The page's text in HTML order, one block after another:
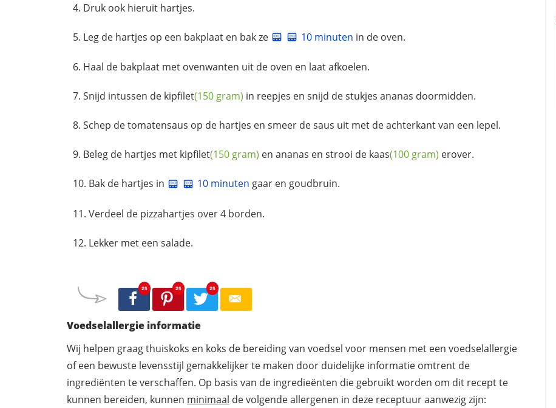
Druk ook hieruit hartjes.
Leg de hartjes op een bakplaat en bak ze 10 minuten in de oven.
Haal de bakplaat met ovenwanten uit de oven en laat afkoelen.
Snijd intussen de kipfilet(150 gram) in reepjes en snijd de stukjes ananas doormidden.
Schep de tomatensaus op de hartjes en smeer de saus uit met de achterkant van een lepel.
Beleg de hartjes met kipfilet(150 gram) en ananas en strooi de kaas(100 gram) erover.
Bak de hartjes in 10 minuten gaar en goudbruin.
Verdeel de pizzahartjes over 4 borden.
Lekker met een salade.
25 25 25
Voedselallergie informatie
Wij helpen graag thuiskoks en koks de bereiding van voedsel voor mensen met een voedselallergie
of een bewuste levensstijl gemakkelijker te maken door duidelijke informatie omtrent de
ingrediënten te verschaffen. Op basis van de ingredieënten die gebruikt worden om dit recept te
kunnen bereiden, kunnen minimaal de volgende allergenen in deze receptuur aanwezig zijn: